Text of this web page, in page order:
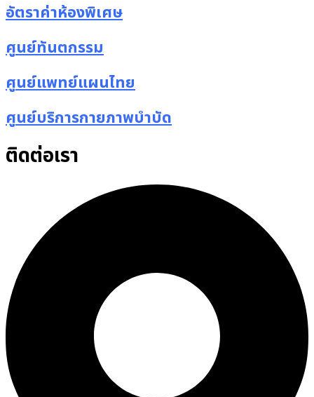
อัตราค่าห้องพิเศษ
ศูนย์ทันตกรรม
ศูนย์แพทย์แผนไทย
ศูนย์บริการกายภาพบำบัด
ติดต่อเรา